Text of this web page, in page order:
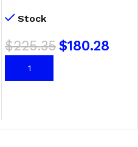
Stock
$225.35$180.28
AÑADIR AL CARRITO